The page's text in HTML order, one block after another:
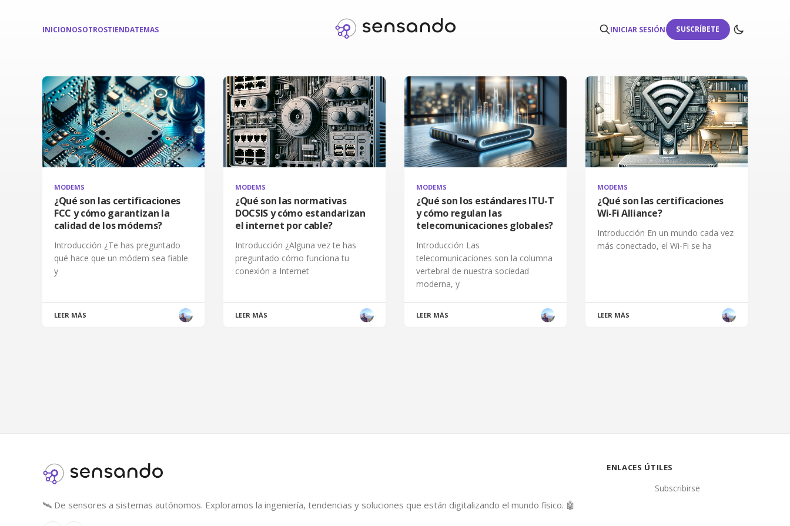
INICIONOSOTROSTIENDATEMAS INICIAR SESIÓN SUSCRÍBETE
MODEMS
¿Qué son las certificaciones
FCC y cómo garantizan la
calidad de los módems?
Introducción ¿Te has preguntado
qué hace que un módem sea fiable
y
LEER MÁS
MODEMS
¿Qué son las normativas
DOCSIS y cómo estandarizan
el internet por cable?
Introducción ¿Alguna vez te has
preguntado cómo funciona tu
conexión a Internet
LEER MÁS
MODEMS
¿Qué son los estándares ITU-T
y cómo regulan las
telecomunicaciones globales?
Introducción Las
telecomunicaciones son la columna
vertebral de nuestra sociedad
moderna, y
LEER MÁS
MODEMS
¿Qué son las certificaciones
Wi-Fi Alliance?
Introducción En un mundo cada vez
más conectado, el Wi-Fi se ha
LEER MÁS
🛰️ De sensores a sistemas autónomos. Exploramos la ingeniería, tendencias y soluciones que están digitalizando el mundo físico. 🤖
ENLACES ÚTILES
Subscribirse